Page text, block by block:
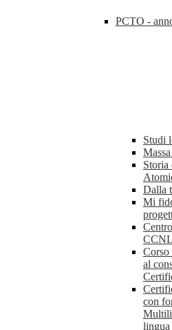
PCTO -
Studi
Dalla
Mi
Corso
al
con
lingua